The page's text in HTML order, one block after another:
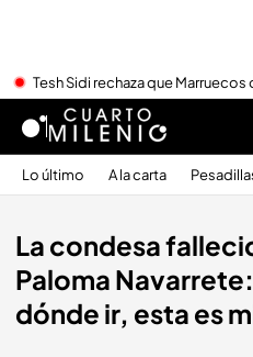
Tesh Sidi rechaza que
Lo último A la carta
La condesa
Paloma
dónde ir, esta es